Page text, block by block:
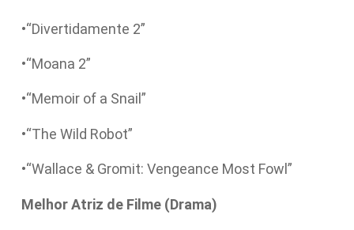
•“Divertidamente 2”
•“Moana 2”
•“Memoir of a Snail”
•“The Wild Robot”
•“Wallace & Gromit: Vengeance Most Fowl”
Melhor Atriz de Filme (Drama)